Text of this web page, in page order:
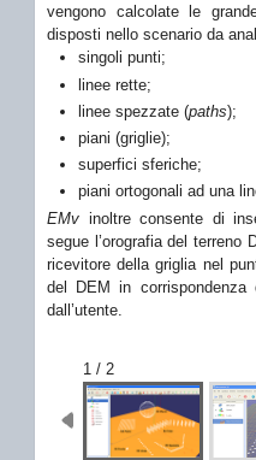
vengono calcolate le
disposti nello scenario da
singoli punti;
linee rette;
linee spezzate (paths);
piani (griglie);
superfici sferiche;
piani ortogonali ad una
EMv inoltre consente di
segue l’orografia del terreno
ricevitore della griglia nel
del DEM in
dall’utente.
1 / 2